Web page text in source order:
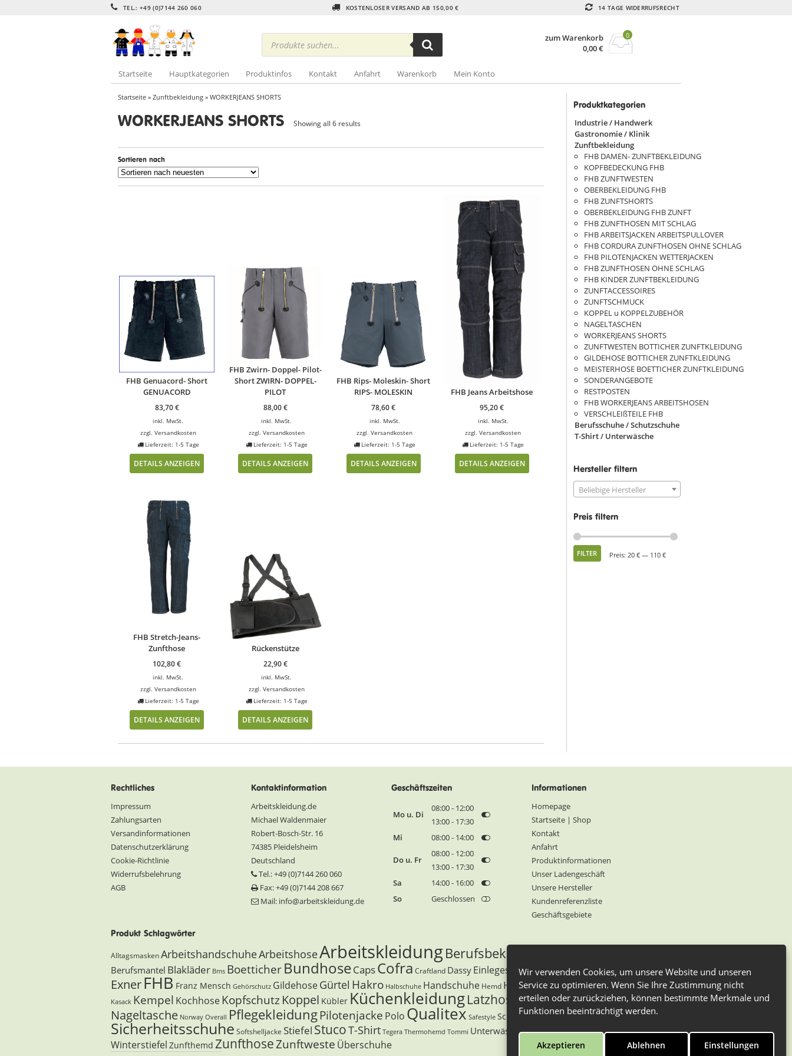
Wir verwenden Cookies, um unsere Website und unseren
Service zu optimieren. Wenn Sie Ihre Zustimmung nicht
erteilen oder zurückziehen, können bestimmte Merkmale und
Funktionen beeinträchtigt werden.
Akzeptieren Ablehnen Einstellungen
TEL.: +49 (0)7144 260 060 KOSTENLOSER VERSAND AB 150,00 € 14 TAGE WIDERRUFSRECHT
Products
search
zum Warenkorb
0,00€
0
Startseite Hauptkategorien Produktinfos Kontakt Anfahrt Warenkorb Mein Konto
Startseite » Zunftbekleidung » WORKERJEANS SHORTS
WORKERJEANS SHORTS Showing all 6 results
Sortieren nach
FHB Genuacord- Short
GENUACORD
83,70€
inkl. MwSt.
zzgl. Versandkosten
Lieferzeit: 1-5 Tage
DETAILS ANZEIGEN
FHB Zwirn- Doppel- Pilot-
Short ZWIRN- DOPPEL-
PILOT
88,00€
inkl. MwSt.
zzgl. Versandkosten
Lieferzeit: 1-5 Tage
DETAILS ANZEIGEN
FHB Rips- Moleskin- Short
RIPS- MOLESKIN
78,60€
inkl. MwSt.
zzgl.Versandkosten
Lieferzeit: 1-5 Tage
DETAILS ANZEIGEN
FHB Jeans Arbeitshose
95,20€
inkl. MwSt.
zzgl.Versandkosten
Lieferzeit: 1-5 Tage
DETAILS ANZEIGEN
FHB Stretch-Jeans-
Zunfthose
102,80€
inkl. MwSt.
zzgl. Versandkosten
Lieferzeit: 1-5 Tage
DETAILS ANZEIGEN
Rückenstütze
22,90€
inkl. MwSt.
zzgl. Versandkosten
Lieferzeit: 1-5 Tage
DETAILS ANZEIGEN
Produktkategorien
Industrie / Handwerk
Gastronomie / Klinik
Zunftbekleidung
FHB DAMEN- ZUNFTBEKLEIDUNG
KOPFBEDECKUNG FHB
FHB ZUNFTWESTEN
OBERBEKLEIDUNG FHB
FHB ZUNFTSHORTS
OBERBEKLEIDUNG FHB ZUNFT
FHB ZUNFTHOSEN MIT SCHLAG
FHB ARBEITSJACKEN ARBEITSPULLOVER
FHB CORDURA ZUNFTHOSEN OHNE SCHLAG
FHB PILOTENJACKEN WETTERJACKEN
FHB ZUNFTHOSEN OHNE SCHLAG
FHB KINDER ZUNFTBEKLEIDUNG
ZUNFTACCESSOIRES
ZUNFTSCHMUCK
KOPPEL u KOPPELZUBEHÖR
NAGELTASCHEN
WORKERJEANS SHORTS
ZUNFTWESTEN BOTTICHER ZUNFTKLEIDUNG
GILDEHOSE BOTTICHER ZUNFTKLEIDUNG
MEISTERHOSE BOETTICHER ZUNFTKLEIDUNG
SONDERANGEBOTE
RESTPOSTEN
FHB WORKERJEANS ARBEITSHOSEN
VERSCHLEIßTEILE FHB
Berufsschuhe / Schutzschuhe
T-Shirt / Unterwäsche
Hersteller filtern
Beliebige Hersteller
Preis filtern
Min.
Max.
FILTER Preis:20 € — 110 €
Rechtliches
Impressum
Zahlungsarten
Versandinformationen
Datenschutzerklärung
Cookie-Richtlinie
Widerrufsbelehrung
AGB
Kontaktinformation
Arbeitskleidung.de
Michael Waldenmaier
Robert-Bosch-Str. 16
74385 Pleidelsheim
Deutschland
Tel.: +49 (0)7144 260 060
Fax: +49 (0)7144 208 667
Mail: info@arbeitskleidung.de
Geschäftszeiten
Mo u. Di
08:00 - 12:00
13:00 - 17:30
Mi
08:00 - 14:00
Do u. Fr
08:00 - 12:00
13:00 - 17:30
Sa
14:00 - 16:00
So
Geschlossen
Informationen
Homepage
Startseite | Shop
Kontakt
Anfahrt
Produktinformationen
Unser Ladengeschäft
Unsere Hersteller
Kundenreferenzliste
Geschäftsgebiete
Produkt Schlagwörter
AlltagsmaskenArbeitshandschuheArbeitshoseArbeitskleidungBerufsbekleidung
Berufsmantel Blakläder Bms Boetticher BundhoseCapsCofra Craftland Dassy EinlegesohleEinwegkleidungElka Elysee
ExnerFHB Franz Mensch Gehörschutz GildehoseGürtel Hakro Halbschuhe Handschuhe Hemd HitachiHiza HoseJackeJeans
Kasack Kempel KochhoseKopfschutzKoppel Kübler KüchenkleidungLatzhose Latzschürze Mantel Mascot Mütze
Nageltasche Norway Overall PflegekleidungPilotenjacke Polo Qualitex Safestyle Schutzbrille
Sicherheitsschuhe Softshelljacke Stiefel StucoT-Shirt Tegera Thermohemd Tommi UnterwäscheV-ShirtVorbinderWesten
Winterstiefel Zunfthemd ZunfthoseZunftweste Überschuhe